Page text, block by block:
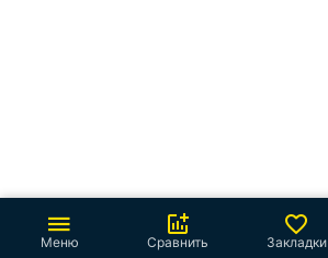
Меню Закладки
Сравнить